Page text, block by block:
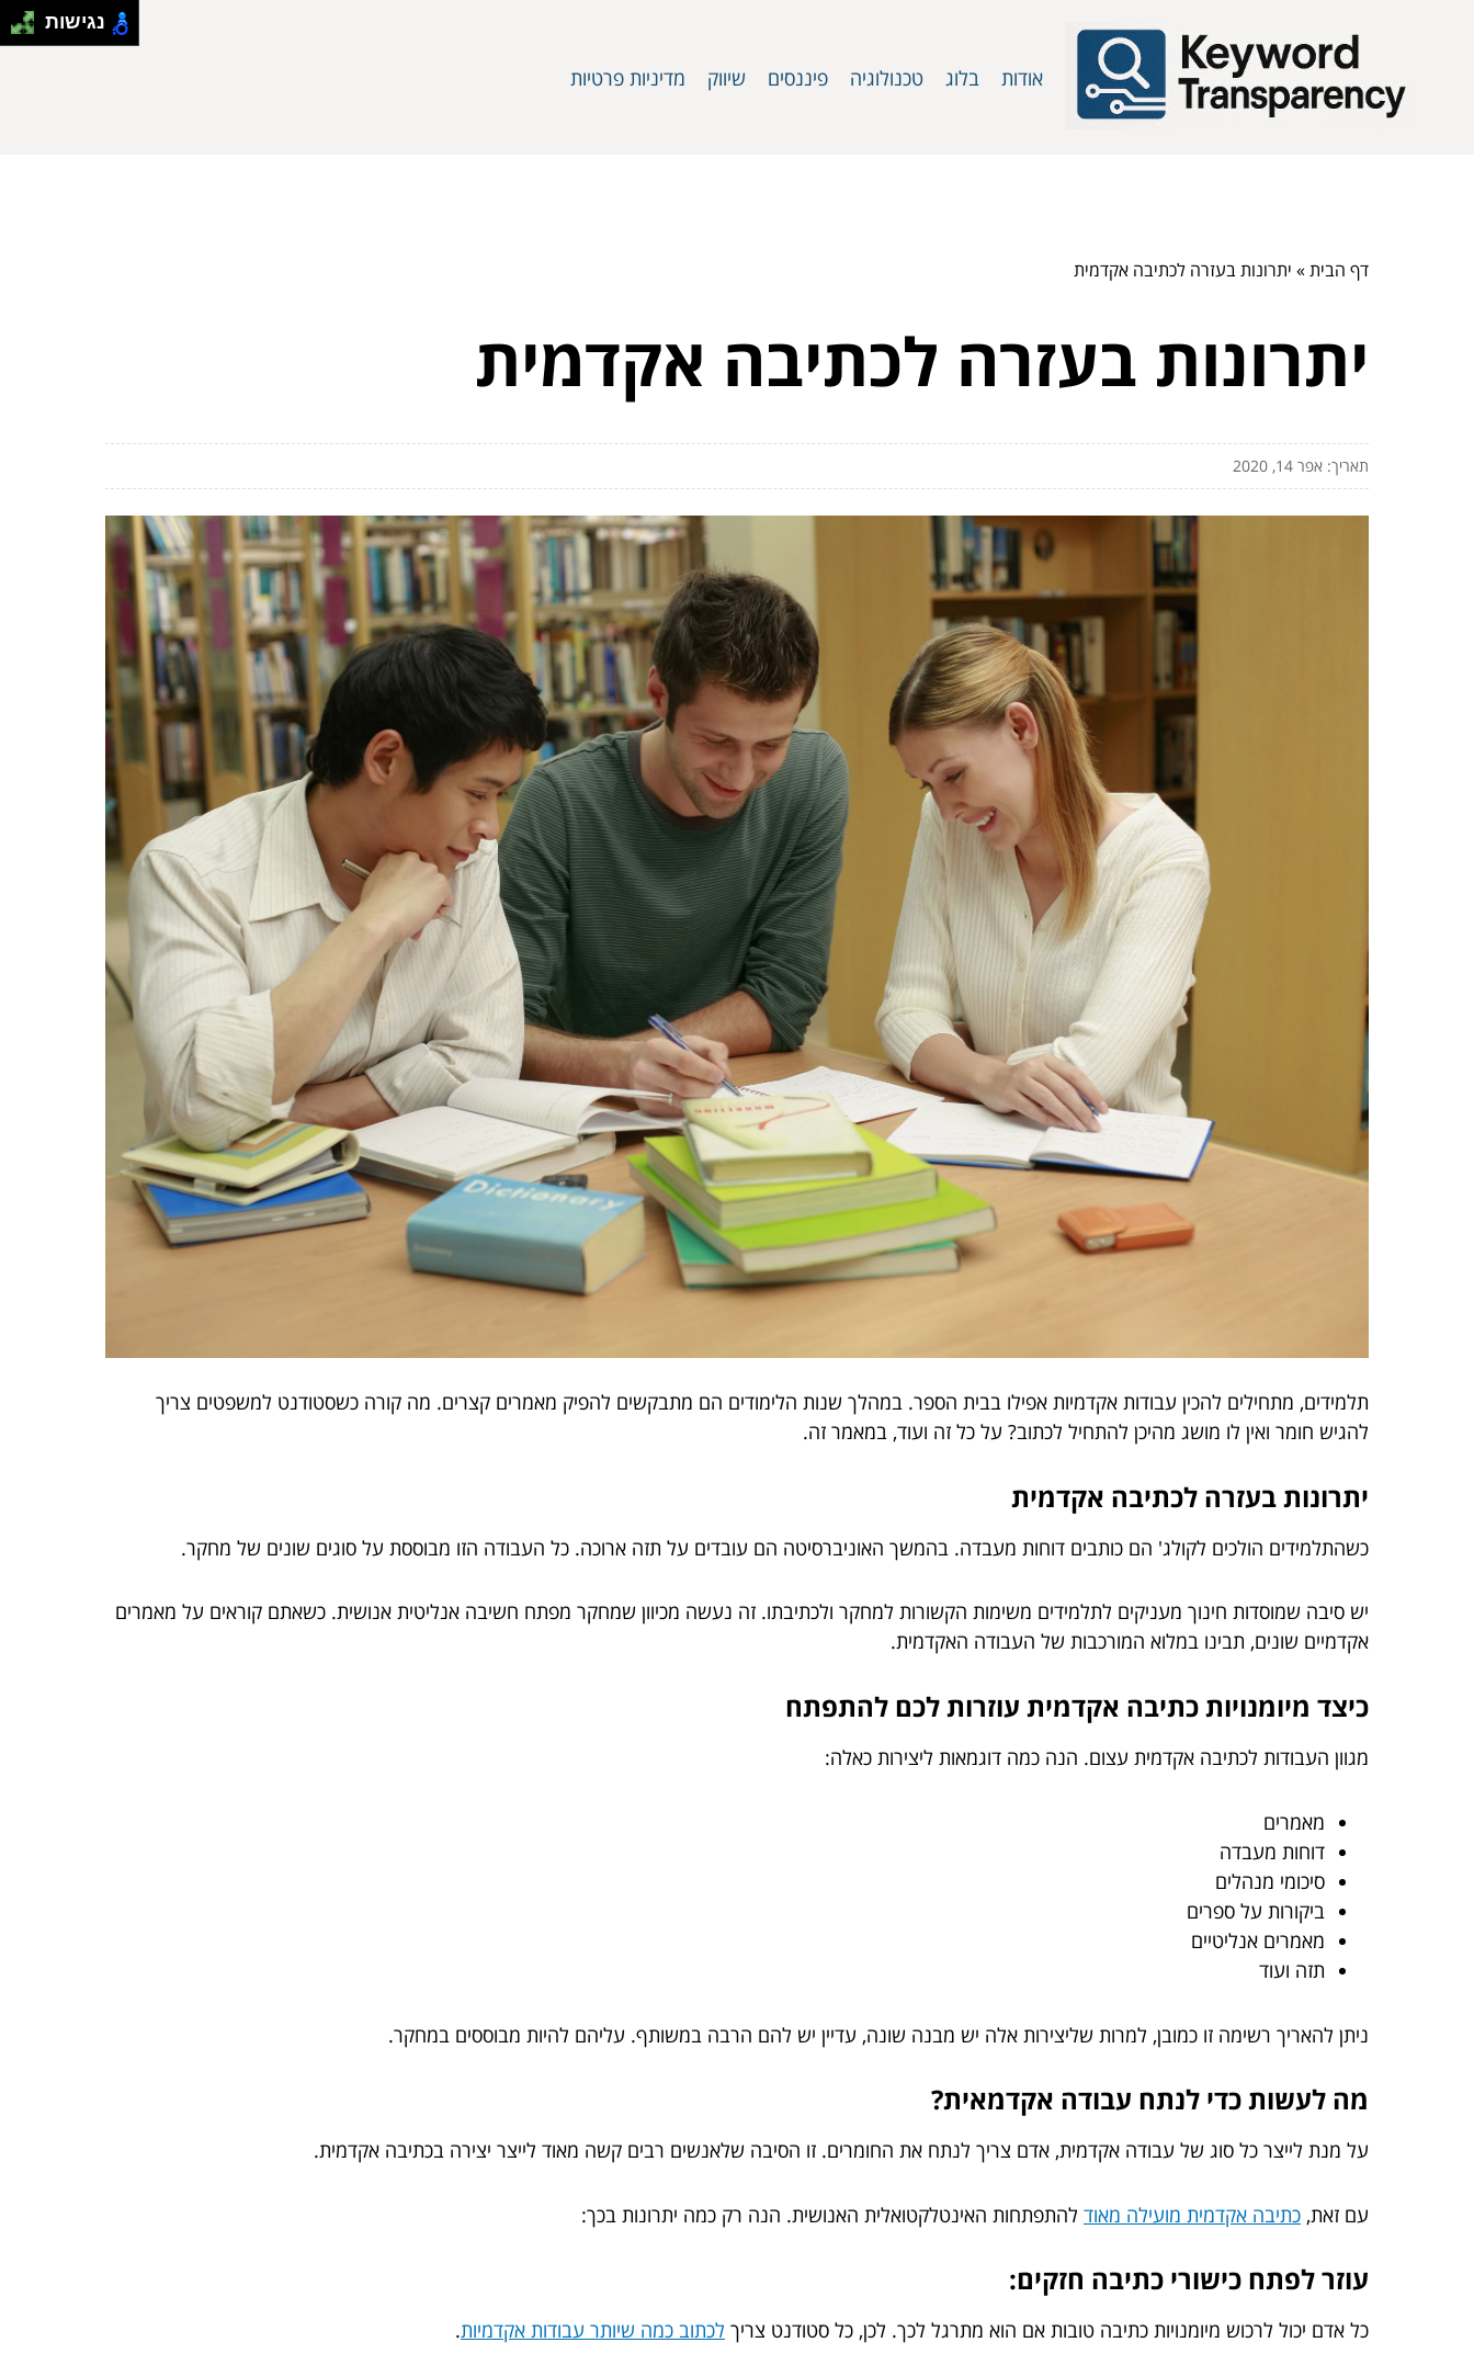
אודות בלוג טכנולוגיה פיננסים שיווק מדיניות פרטיות
דף הבית» יתרונות בעזרה לכתיבה אקדמית
יתרונות בעזרה לכתיבה אקדמית
תאריך: אפר 14, 2020
תלמידים, מתחילים להכין עבודות אקדמיות אפילו בבית הספר. במהלך שנות הלימודים הם מתבקשים להפיק מאמרים קצרים. מה קורה כשסטודנט למשפטים צריך
להגיש חומר ואין לו מושג מהיכן להתחיל לכתוב? על כל זה ועוד, במאמר זה.
יתרונות בעזרה לכתיבה אקדמית
כשהתלמידים הולכים לקולג' הם כותבים דוחות מעבדה. בהמשך האוניברסיטה הם עובדים על תזה ארוכה. כל העבודה הזו מבוססת על סוגים שונים של מחקר.
יש סיבה שמוסדות חינוך מעניקים לתלמידים משימות הקשורות למחקר ולכתיבתו. זה נעשה מכיוון שמחקר מפתח חשיבה אנליטית אנושית. כשאתם קוראים על מאמרים
אקדמיים שונים, תבינו במלוא המורכבות של העבודה האקדמית.
כיצד מיומנויות כתיבה אקדמית עוזרות לכם להתפתח
מגוון העבודות לכתיבה אקדמית עצום. הנה כמה דוגמאות ליצירות כאלה:
מאמרים
דוחות מעבדה
סיכומי מנהלים
ביקורות על ספרים
מאמרים אנליטיים
תזה ועוד
ניתן להאריך רשימה זו כמובן, למרות שליצירות אלה יש מבנה שונה, עדיין יש להם הרבה במשותף. עליהם להיות מבוססים במחקר.
מה לעשות כדי לנתח עבודה אקדמאית?
על מנת לייצר כל סוג של עבודה אקדמית, אדם צריך לנתח את החומרים. זו הסיבה שלאנשים רבים קשה מאוד לייצר יצירה בכתיבה אקדמית.
עם זאת, כתיבה אקדמית מועילה מאוד להתפתחות האינטלקטואלית האנושית. הנה רק כמה יתרונות בכך:
עוזר לפתח כישורי כתיבה חזקים:
כל אדם יכול לרכוש מיומנויות כתיבה טובות אם הוא מתרגל לכך. לכן, כל סטודנט צריך לכתוב כמה שיותר עבודות אקדמיות.
נגישות